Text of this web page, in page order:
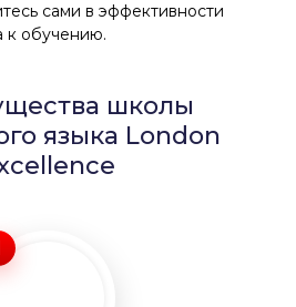
сами в эффективности
к обучению.
школы
языка London